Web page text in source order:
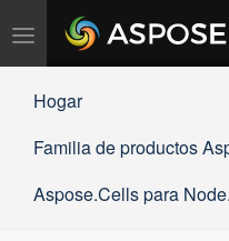
Alternar
navegación
Hogar
Familia de productos
Aspose.Cells para